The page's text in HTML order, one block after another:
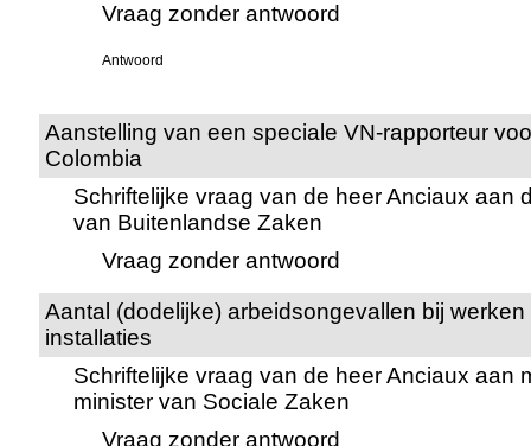
Vraag zonder antwoord
Antwoord
Aanstelling van een speciale VN-rapporteur
Colombia
Schriftelijke vraag van de heer Anciaux aan
van Buitenlandse Zaken
Vraag zonder antwoord
Aantal (dodelijke) arbeidsongevallen bij
installaties
Schriftelijke vraag van de heer Anciaux aan
minister van Sociale Zaken
Vraag zonder antwoord